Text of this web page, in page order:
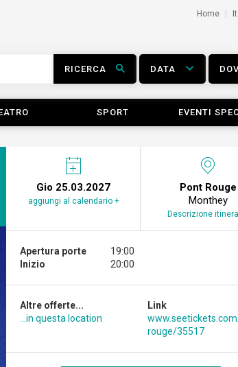
Home
RICERCA DATA
SPORT EVENTI
Gio 25.03.2027
aggiungi al calendario +
Pont Rouge
Monthey
Descrizione
Apertura porte
Inizio
19:00
20:00
Altre offerte...
...in questa location
Link
rouge/35517